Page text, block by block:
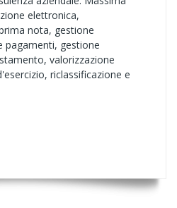
elettronica,
nota, gestione
pagamenti, gestione
valorizzazione
riclassificazione e